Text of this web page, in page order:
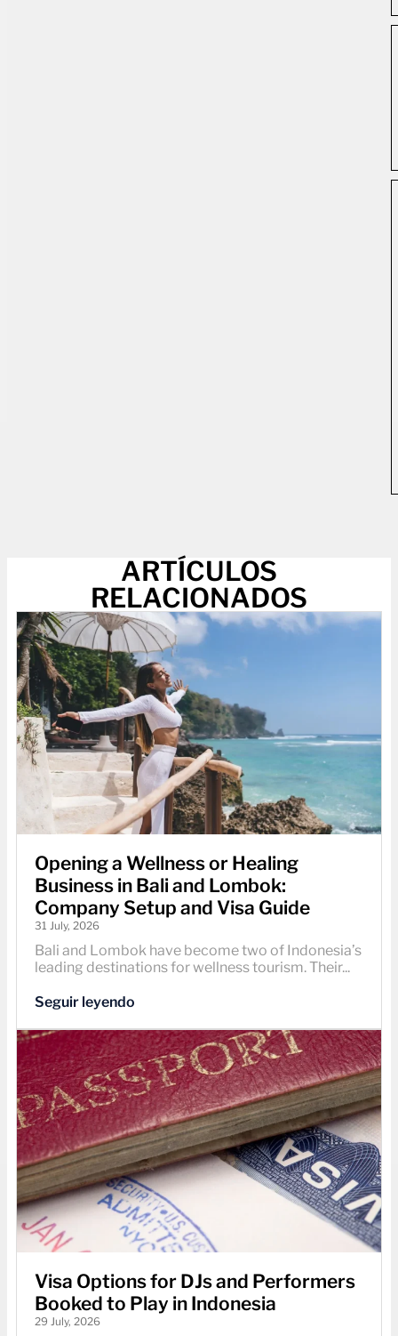
ARTÍCULOS
RELACIONADOS
Opening a Wellness or Healing
Business in Bali and Lombok:
Company Setup and Visa Guide
31 July, 2026
Bali and Lombok have become two of Indonesia’s
leading destinations for wellness tourism. Their...
Seguir leyendo
Visa Options for DJs and Performers
Booked to Play in Indonesia
29 July, 2026